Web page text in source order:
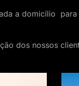
a domicílio
dos nossos